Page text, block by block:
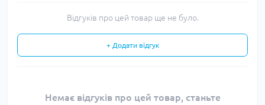
Відгуків про цей товар ще не було.
+ Додати відгук
Немає відгуків про цей товар, станьте